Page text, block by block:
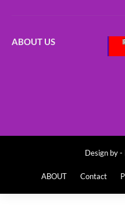
ABOUT US
Design by -
ABOUT Contact